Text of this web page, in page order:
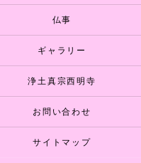
仏事
ギャラリー
浄土真宗西明寺
お問い合わせ
サイトマップ